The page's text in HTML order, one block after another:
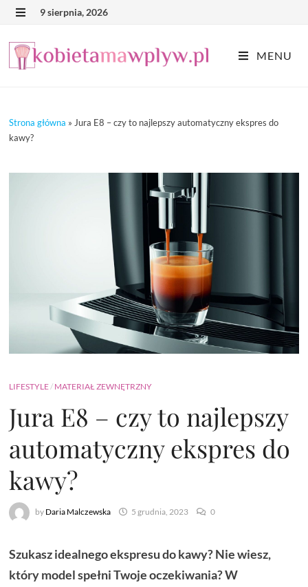
Skip
content
9 sierpnia, 2026
MENU
Strona główna » Jura E8 – czy to najlepszy automatyczny ekspres do
kawy?
LIFESTYLE/ MATERIAŁ ZEWNĘTRZNY
Jura E8 – czy to najlepszy
automatyczny ekspres do
kawy?
by Daria Malczewska 5 grudnia, 2023 0
Szukasz idealnego ekspresu do kawy? Nie wiesz,
który model spełni Twoje oczekiwania? W